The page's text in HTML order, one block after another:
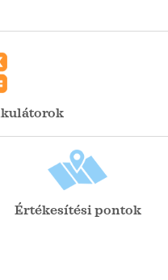
Értékesítési pontok